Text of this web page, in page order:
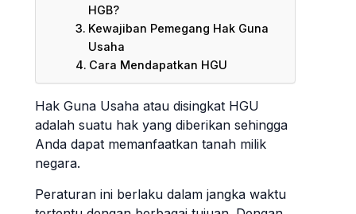
HGB?
Kewajiban Pemegang Hak Guna
Usaha
Cara Mendapatkan HGU
Hak Guna Usaha atau disingkat HGU
adalah suatu hak yang diberikan sehingga
Anda dapat memanfaatkan tanah milik
negara.
Peraturan ini berlaku dalam jangka waktu